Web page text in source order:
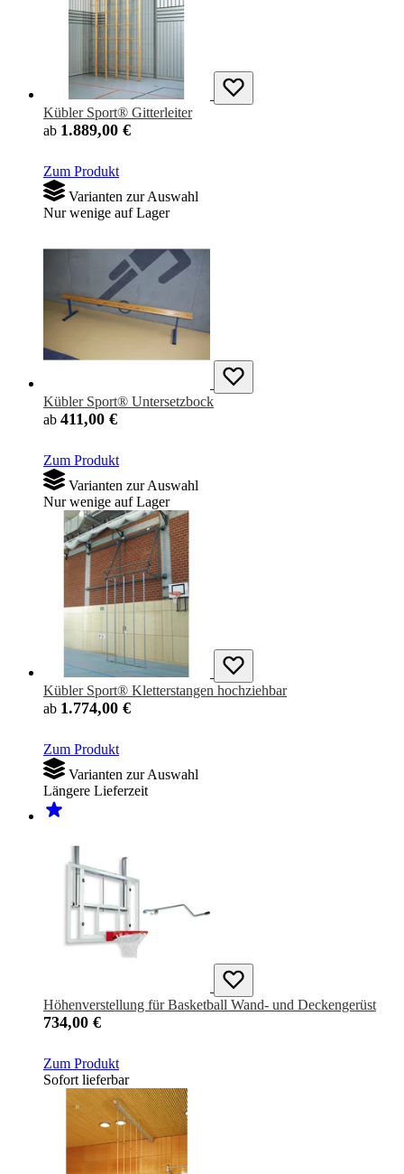
Kübler Sport® Gitterleiter
ab 1.889,00 €
Zum Produkt
Varianten zur Auswahl
Nur wenige auf Lager
Kübler Sport® Untersetzbock
ab 411,00 €
Zum Produkt
Varianten zur Auswahl
Nur wenige auf Lager
Kübler Sport® Kletterstangen hochziehbar
ab 1.774,00 €
Zum Produkt
Varianten zur Auswahl
Längere Lieferzeit
Höhenverstellung für Basketball Wand- und Deckengerüst
734,00 €
Zum Produkt
Sofort lieferbar